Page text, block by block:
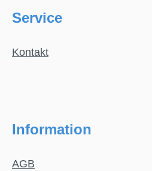
Service
Kontakt
Information
AGB